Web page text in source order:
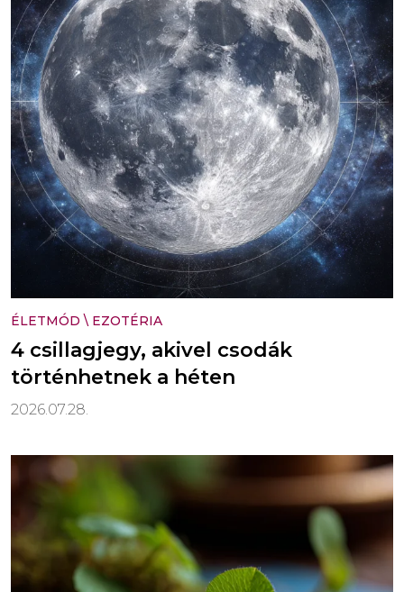
ÉLETMÓD \ EZOTÉRIA
4 csillagjegy, akivel csodák
történhetnek a héten
2026.07.28.